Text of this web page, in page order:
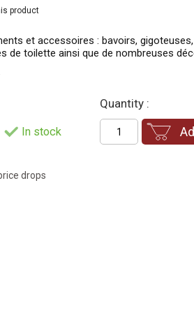
product
et accessoires : bavoirs,
de toilette ainsi que de nombreuses
In stock
Quantity :
drops